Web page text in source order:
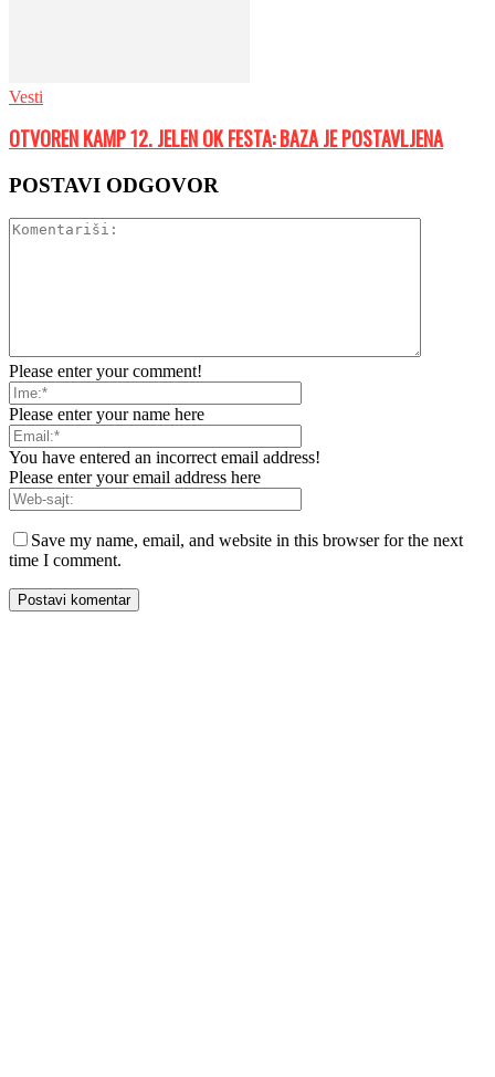
Vesti
OTVOREN KAMP 12. JELEN OK FESTA: BAZA JE POSTAVLJENA
POSTAVI ODGOVOR
Please enter your comment!
Please enter your name here
You have entered an incorrect email address!
Please enter your email address here
Save my name, email, and website in this browser for the next
time I comment.